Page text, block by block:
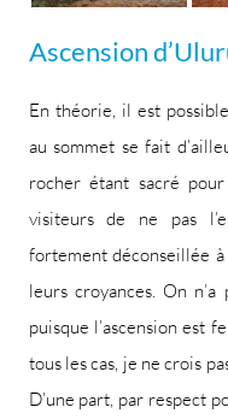
Ascension
En théorie, il est possible
au sommet se fait
rocher étant sacré
visiteurs de ne pas
fortement déconseillée
leurs croyances. On
puisque l’ascension est
tous les cas, je ne crois
D’une part, par respect